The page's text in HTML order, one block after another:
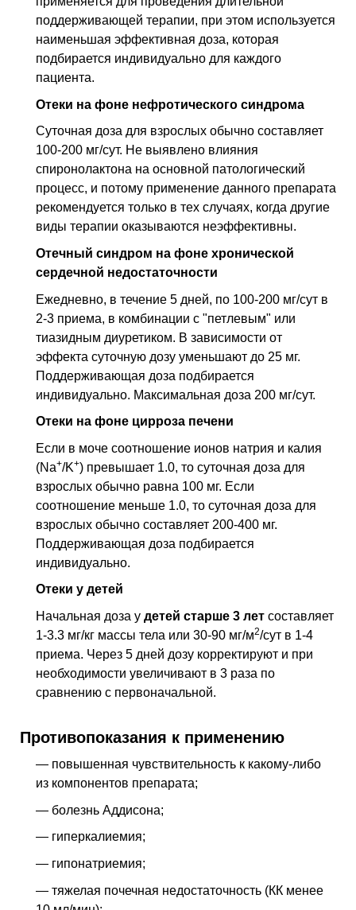
поддерживающей терапии, при этом используется
наименьшая эффективная доза, которая
подбирается индивидуально для каждого
пациента.
Отеки на фоне нефротического синдрома
Суточная доза для взрослых обычно составляет
100-200 мг/сут. Не выявлено влияния
спиронолактона на основной патологический
процесс, и потому применение данного препарата
рекомендуется только в тех случаях, когда другие
виды терапии оказываются неэффективны.
Отечный синдром на фоне хронической
сердечной недостаточности
Ежедневно, в течение 5 дней, по 100-200 мг/сут в
2-3 приема, в комбинации с "петлевым" или
тиазидным диуретиком. В зависимости от
эффекта суточную дозу уменьшают до 25 мг.
Поддерживающая доза подбирается
индивидуально. Максимальная доза 200 мг/сут.
Отеки на фоне цирроза печени
Если в моче соотношение ионов натрия и калия
(Na+/K+) превышает 1.0, то суточная доза для
взрослых обычно равна 100 мг. Если
соотношение меньше 1.0, то суточная доза для
взрослых обычно составляет 200-400 мг.
Поддерживающая доза подбирается
индивидуально.
Отеки у детей
Начальная доза у детей старше 3 лет составляет
1-3.3 мг/кг массы тела или 30-90 мг/м2/сут в 1-4
приема. Через 5 дней дозу корректируют и при
необходимости увеличивают в 3 раза по
сравнению с первоначальной.
Противопоказания к применению
— повышенная чувствительность к какому-либо
из компонентов препарата;
— болезнь Аддисона;
— гиперкалиемия;
— гипонатриемия;
— тяжелая почечная недостаточность (КК менее